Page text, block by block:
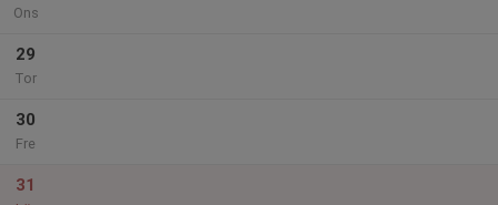
Ons
29
Tor
30
Fre
31